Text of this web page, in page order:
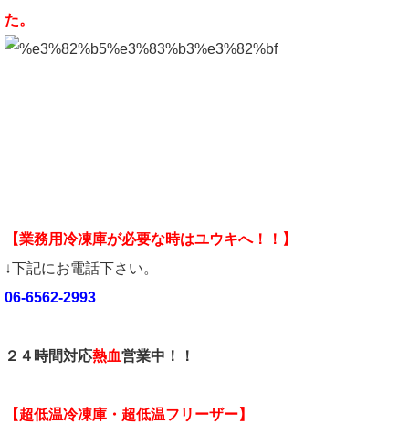
た。
【業務用冷凍庫が必要な時はユウキへ！！】
↓下記にお電話下さい。
06-6562-2993
２４時間対応熱血営業中！！
【超低温冷凍庫・超低温フリーザー】